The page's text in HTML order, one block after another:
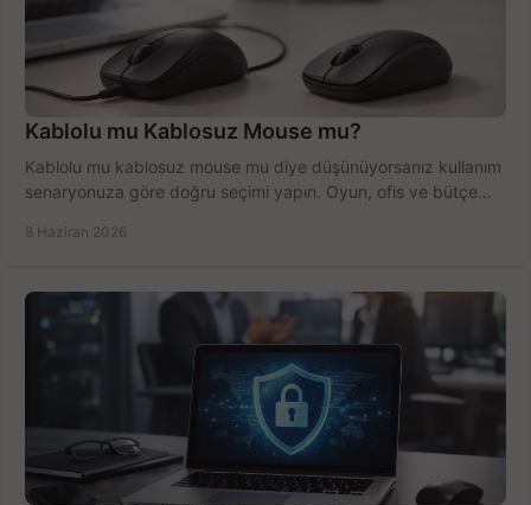
Kablolu mu Kablosuz Mouse mu?
Kablolu mu kablosuz mouse mu diye düşünüyorsanız kullanım
senaryonuza göre doğru seçimi yapın. Oyun, ofis ve bütçe
8 Haziran 2026